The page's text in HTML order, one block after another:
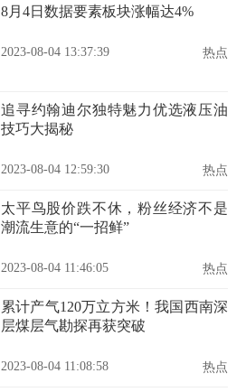
8月4日数据要素板块涨幅达4%
2023-08-04 13:37:39 热点
追寻约翰迪尔独特魅力优选液压油
技巧大揭秘
2023-08-04 12:59:30 热点
太平鸟股价跌不休，粉丝经济不是
潮流生意的“一招鲜”
2023-08-04 11:46:05 热点
累计产气120万立方米！我国西南深
层煤层气勘探再获突破
2023-08-04 11:08:58 热点